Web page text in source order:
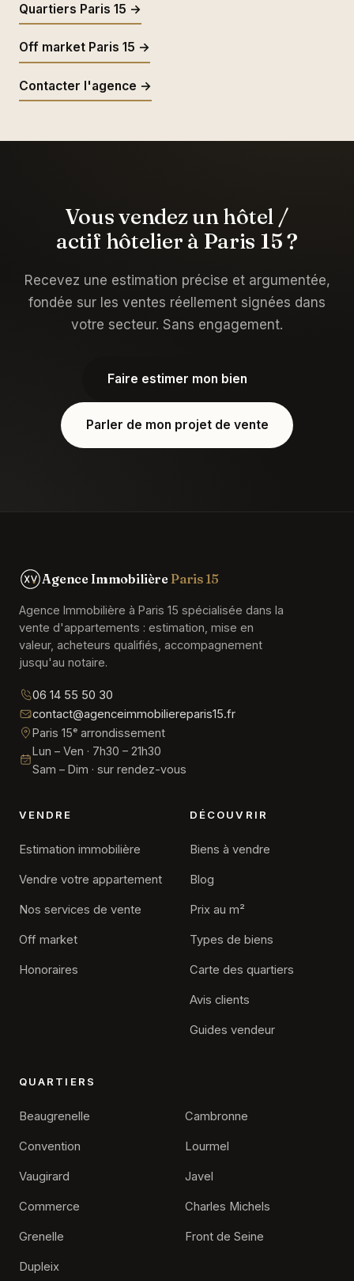
Quartiers Paris 15 →
Off market Paris 15 →
Contacter l'agence →
Vous vendez un hôtel /
actif hôtelier à Paris 15 ?
Recevez une estimation précise et argumentée,
fondée sur les ventes réellement signées dans
votre secteur. Sans engagement.
Faire estimer mon bien
Parler de mon projet de vente
Agence Immobilière Paris 15
Agence Immobilière à Paris 15 spécialisée dans la
vente d'appartements : estimation, mise en
valeur, acheteurs qualifiés, accompagnement
jusqu'au notaire.
06 14 55 50 30
contact@agenceimmobiliereparis15.fr
Paris 15ᵉ arrondissement
Lun – Ven · 7h30 – 21h30
Sam – Dim · sur rendez-vous
VENDRE
Estimation immobilière
Vendre votre appartement
Nos services de vente
Off market
Honoraires
DÉCOUVRIR
Biens à vendre
Blog
Prix au m²
Types de biens
Carte des quartiers
Avis clients
Guides vendeur
QUARTIERS
Beaugrenelle
Convention
Vaugirard
Commerce
Grenelle
Dupleix
Cambronne
Lourmel
Javel
Charles Michels
Front de Seine
Agence immobilière Paris 15